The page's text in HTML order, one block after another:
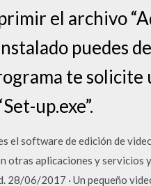
el archivo
puedes
te solicite
up.exe”.
el software de edición de
otras aplicaciones y servicios
28/06/2017 · Un pequeño